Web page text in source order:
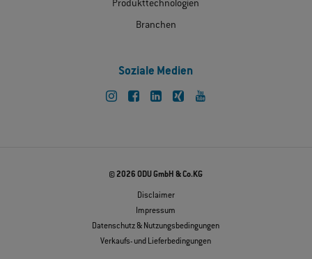
Produkttechnologien
Branchen
Soziale Medien
© 2026 ODU GmbH & Co.KG
Disclaimer
Impressum
Datenschutz & Nutzungsbedingungen
Verkaufs- und Lieferbedingungen